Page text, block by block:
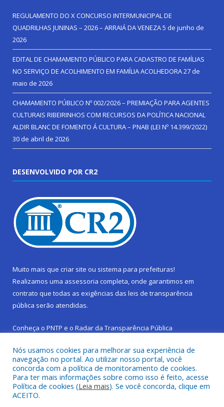
REGULAMENTO DO X CONCURSO INTERMUNICIPAL DE
QUADRILHAS JUNINAS – 2026 – ARRAIÁ DA VENEZA5 de junho de
2026
EDITAL DE CHAMAMENTO PÚBLICO PARA CADASTRO DE FAMÍLIAS
NO SERVIÇO DE ACOLHIMENTO EM FAMÍLIA ACOLHEDORA27 de
maio de 2026
CHAMAMENTO PÚBLICO Nº 002/2026 – PREMIAÇÃO PARA AGENTES
CULTURAIS RIBEIRINHOS COM RECURSOS DA POLÍTICA NACIONAL
ALDIR BLANC DE FOMENTO Á CULTURA – PNAB (LEI Nº 14.399/2022)
30 de abril de 2026
DESENVOLVIDO POR CR2
Muito mais que criar site ou sistema para prefeituras!
Realizamos uma assessoria completa, onde garantimos em
contrato que todas as exigências das leis de transparência
pública serão atendidas.
Conheça o PNTP e o Radar da Transparência Pública
Todos os direitos reservados a Prefeitura Municipal de São
Sebastião da Boa Vista.
Nós usamos cookies para melhorar sua experiência de
navegação no portal. Ao utilizar nosso portal, você
concorda com a política de monitoramento de cookies.
Para ter mais informações sobre como isso é feito, acesse
Política de cookies (Leia mais). Se você concorda, clique em
ACEITO.